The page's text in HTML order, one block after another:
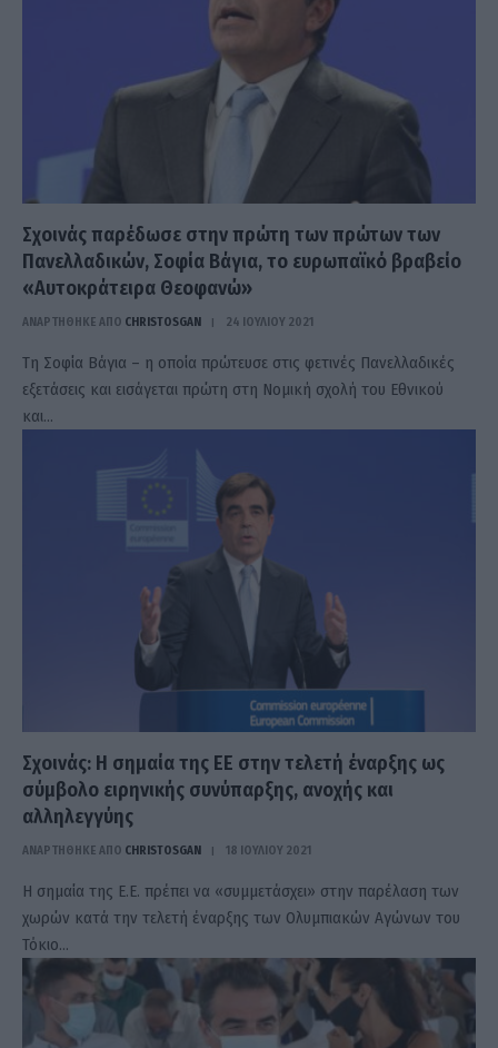
Σχοινάς παρέδωσε στην πρώτη των πρώτων των
Πανελλαδικών, Σοφία Βάγια, το ευρωπαϊκό βραβείο
«Αυτοκράτειρα Θεοφανώ»
ΑΝΑΡΤΗΘΗΚΕ ΑΠΟ CHRISTOSGAN 24 ΙΟΥΛΊΟΥ 2021
Τη Σοφία Βάγια – η οποία πρώτευσε στις φετινές Πανελλαδικές
εξετάσεις και εισάγεται πρώτη στη Νομική σχολή του Εθνικού
και…
Σχοινάς: Η σημαία της ΕΕ στην τελετή έναρξης ως
σύμβολο ειρηνικής συνύπαρξης, ανοχής και
αλληλεγγύης
ΑΝΑΡΤΗΘΗΚΕ ΑΠΟ CHRISTOSGAN 18 ΙΟΥΛΊΟΥ 2021
H σημαία της Ε.Ε. πρέπει να «συμμετάσχει» στην παρέλαση των
χωρών κατά την τελετή έναρξης των Ολυμπιακών Αγώνων του
Τόκιο…